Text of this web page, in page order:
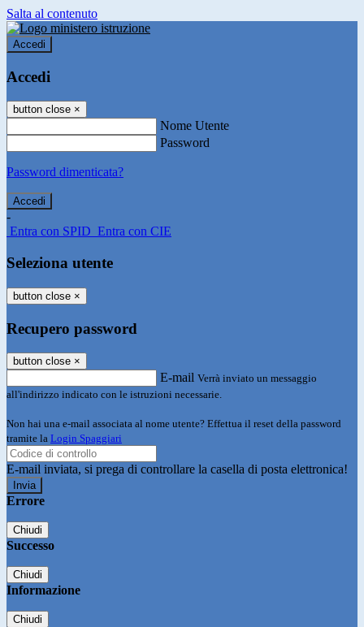
Salta al contenuto
Accedi
Accedi
button close ×
Nome Utente
Password
Password dimenticata?
-
Entra con SPID Entra con CIE
Seleziona utente
button close ×
Recupero password
button close ×
E-mail Verrà inviato un messaggio
all'indirizzo indicato con le istruzioni necessarie.
Non hai una e-mail associata al nome utente? Effettua il reset della password
tramite la Login Spaggiari
E-mail inviata, si prega di controllare la casella di posta elettronica!
Errore
Chiudi
Successo
Chiudi
Informazione
Chiudi